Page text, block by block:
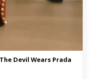
Devil Wears Prada